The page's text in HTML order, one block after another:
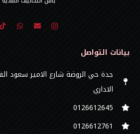
بيانات التواصل
جدة حي الروضة شارع الامير سعود
الاداري
0126612645‬
‭0126612761